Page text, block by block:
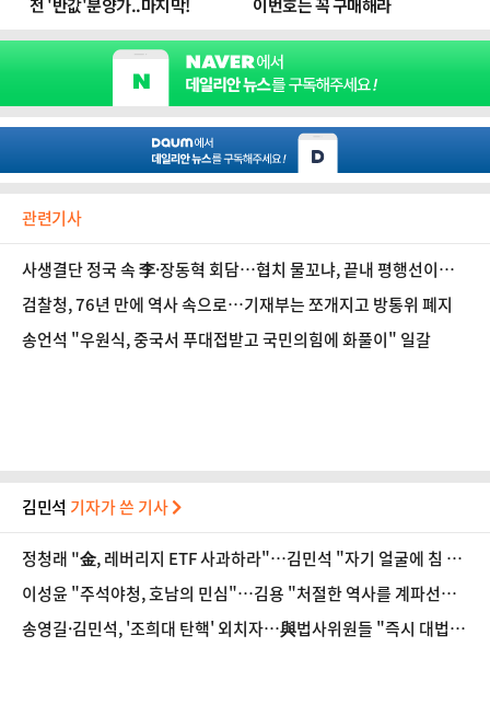
관련기사
사생결단 정국 속 李·장동혁 회담…협치 물꼬냐, 끝내 평행선이냐
[정국 기상대]
검찰청, 76년 만에 역사 속으로…기재부는 쪼개지고 방통위 폐지
송언석 "우원식, 중국서 푸대접받고 국민의힘에 화풀이" 일갈
김민석 기자가 쓴 기사
정청래 "金, 레버리지 ETF 사과하라"…김민석 "자기 얼굴에 침 뱉
기"
이성윤 "주석야청, 호남의 민심"…김용 "처절한 역사를 계파선거
말장난으로 쓰나"
송영길·김민석, '조희대 탄핵' 외치자…與법사위원들 "즉시 대법